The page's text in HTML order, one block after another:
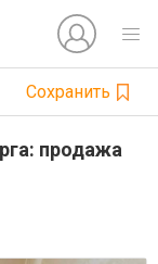
Сохранить
продажа